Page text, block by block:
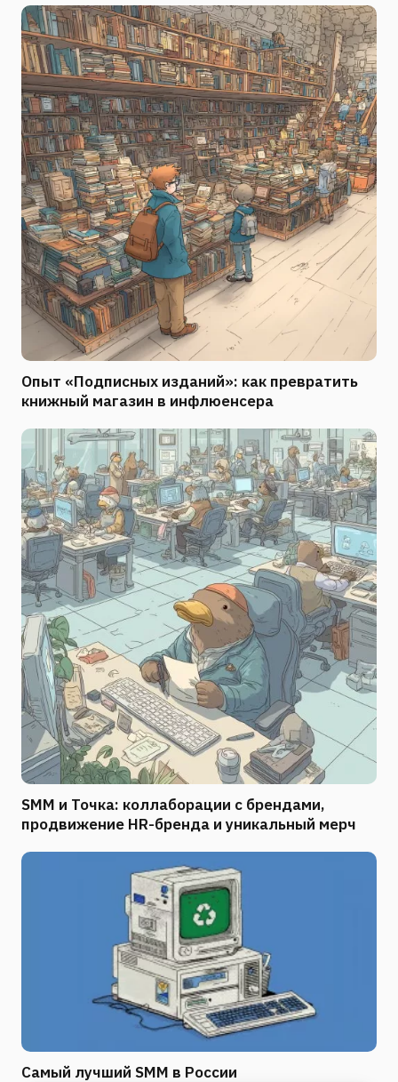
Опыт «Подписных изданий»: как превратить
книжный магазин в инфлюенсера
SMM и Точка: коллаборации с брендами,
продвижение HR-бренда и уникальный мерч
Самый лучший SMM в России